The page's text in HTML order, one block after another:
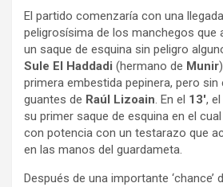
El partido comenzaría con una
peligrosísima de los manchegos que
un saque de esquina sin peligro
Sule El Haddadi (hermano de Munir
primera embestida pepinera, pero sin
guantes de Raúl Lizoain. En el 13′, el
su primer saque de esquina en el cual
con potencia con un testarazo que
en las manos del guardameta.
Después de una importante ‘chance’